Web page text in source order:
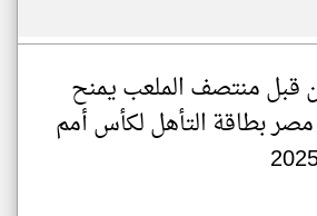
منتصف الملعب يمنح
بطاقة التأهل لكأس أمم